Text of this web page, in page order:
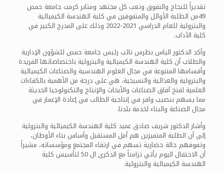
تقديراً للنجاح والتفوق وتعب كل مجتهد ومثابر كرمت جامعة حمص
49من الطلبة الأوائل والمتفوقين في كلية الهندسة الكيميائية
والبترولية للعام الدراسي 2021-2022 وذلك على المدرج الكبير في
كلية الآداب.
وأكد الدكتور الياس بطرس نائب رئيس جامعة حمص للشؤون الإدارية
والطلاب أن كلية الهندسة الكيميائية والبترولية باختصاصاتها الفريدة
وأقسامها المتنوعة في مجال العلوم الهندسية والصناعات الكيميائية
والبترولية والغذائية والنسيجية، هي على درجة من الأهمية بالكفاءات
العلمية لفتح آفاق الصناعات والأبحاث والإنتاج والتكنولوجيا الحديثة
مما يسهم بنصيب وافر في إنتاجية الطالب في إعادة الإعمار في
مجال الصناعة والبناء لخدمة بلدنا.
وأشار الدكتور شريف صادق عميد كلية الهندسة الكيميائية والبترولية
إلى أن الطلبة المتميزين هم أمل المستقبل وأساس بناء الأوطان،
وتفوقهم حالة حضارية تسهم في ارتقاء المجتمع ومؤسساته، مشيراً
أن الاحتفال اليوم يأتي تزامناً مع الذكرى ال 50 لتأسيس كلية
الهندسة الكيميائية والبترولية.